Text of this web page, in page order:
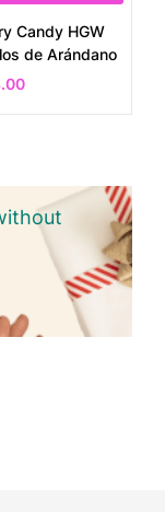
Candy HGW
de Arándano